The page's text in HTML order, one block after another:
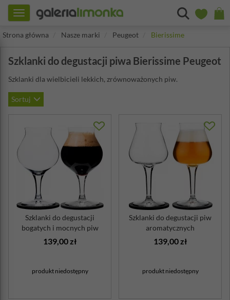
Toggle
navigation
Strona główna
Nasze marki Peugeot Bierissime
Szklanki do degustacji piwa Bierissime Peugeot
Szklanki dla wielbicieli lekkich, zrównoważonych piw.
Sortuj
Szklanki do degustacji
bogatych i mocnych piw
139,00 zł
produkt niedostępny
Szklanki do degustacji piw
aromatycznych
139,00 zł
produkt niedostępny